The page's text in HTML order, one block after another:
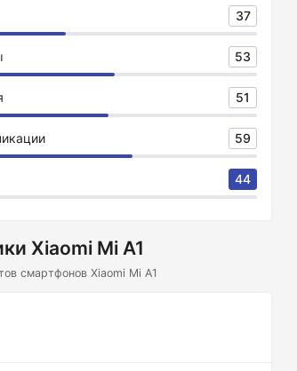
37
53
51
59
44
Xiaomi Mi A1
смартфонов Xiaomi Mi A1